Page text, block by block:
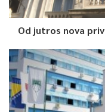
Od jutros nova